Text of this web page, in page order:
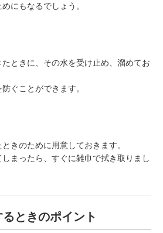
にもなるでしょう。
ときに、その水を受け止め、溜めてお
ぐことができます。
きのために用意しておきます。
まったら、すぐに雑巾で拭き取りまし
ときのポイント